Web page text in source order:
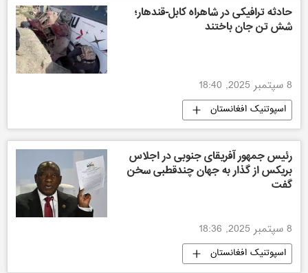
حادثه ترافیکی در شاهراه کابل-قندهار؛
شش تن جان باختند
8 سپتمبر 2025, 18:40
اسپوتنیک افغانستان
رئیس جمهور آفریقای جنوبی در اجلاس
بریکس از گذار به جهان چندقطبی سخن
گفت
8 سپتمبر 2025, 18:36
اسپوتنیک افغانستان